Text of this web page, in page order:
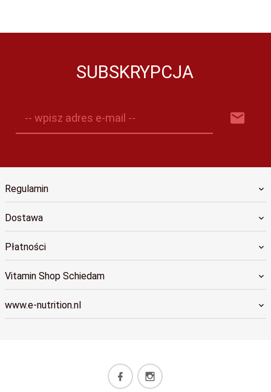
SUBSKRYPCJA
-- wpisz adres e-mail --
Regulamin
Dostawa
Płatności
Vitamin Shop Schiedam
www.e-nutrition.nl